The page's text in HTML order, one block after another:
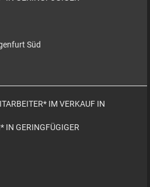
Süd
IM VERKAUF IN
IN GERINGFÜGIGER